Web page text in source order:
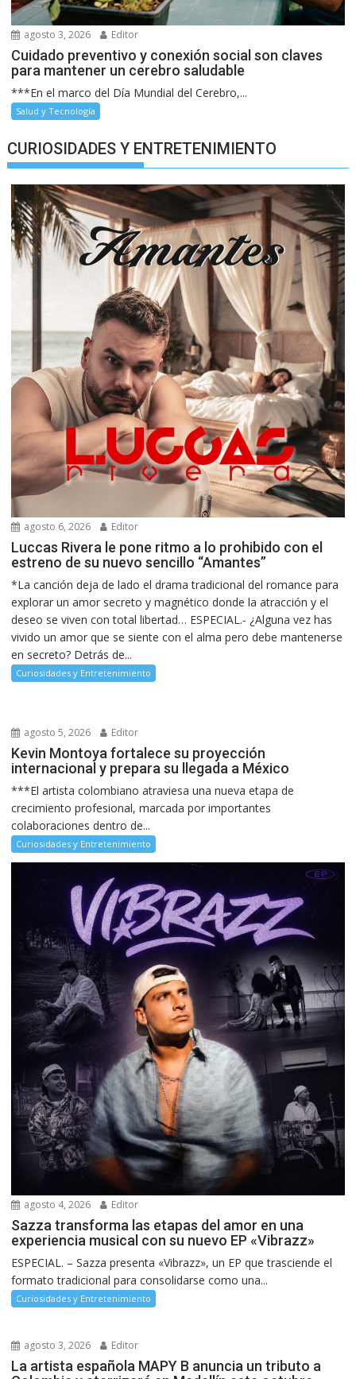
agosto 3, 2026 Editor
Cuidado preventivo y conexión social son claves
para mantener un cerebro saludable
***En el marco del Día Mundial del Cerebro,...
Salud y Tecnología
CURIOSIDADES Y ENTRETENIMIENTO
agosto 6, 2026 Editor
Luccas Rivera le pone ritmo a lo prohibido con el
estreno de su nuevo sencillo “Amantes”
*La canción deja de lado el drama tradicional del romance para
explorar un amor secreto y magnético donde la atracción y el
deseo se viven con total libertad… ESPECIAL.- ¿Alguna vez has
vivido un amor que se siente con el alma pero debe mantenerse
en secreto? Detrás de...
Curiosidades y Entretenimiento
agosto 5, 2026 Editor
Kevin Montoya fortalece su proyección
internacional y prepara su llegada a México
***El artista colombiano atraviesa una nueva etapa de
crecimiento profesional, marcada por importantes
colaboraciones dentro de...
Curiosidades y Entretenimiento
agosto 4, 2026 Editor
Sazza transforma las etapas del amor en una
experiencia musical con su nuevo EP «Vibrazz»
ESPECIAL. – Sazza presenta «Vibrazz», un EP que trasciende el
formato tradicional para consolidarse como una...
Curiosidades y Entretenimiento
agosto 3, 2026 Editor
La artista española MAPY B anuncia un tributo a